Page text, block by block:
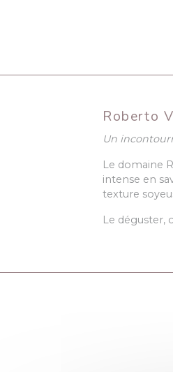
Roberto
Un
Le domaine
intense en
texture
Le déguster,